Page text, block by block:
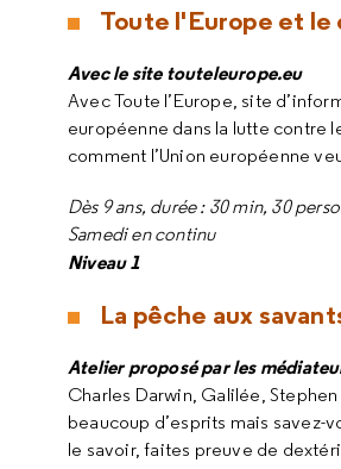
Toute l'Europe et
Avec le site touteleurope.eu
Avec Toute l’Europe, site
européenne dans la lutte
comment l’Union européenne
Dès 9 ans, durée : 30 min, 30
Samedi en continu
Niveau 1
La pêche aux
Atelier proposé par les
Charles Darwin, Galilée,
beaucoup d’esprits mais savez-
le savoir, faites preuve de